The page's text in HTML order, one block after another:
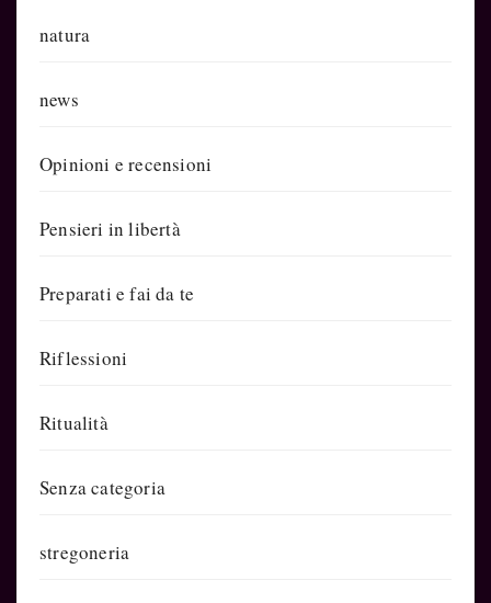
natura
news
Opinioni e recensioni
Pensieri in libertà
Preparati e fai da te
Riflessioni
Ritualità
Senza categoria
stregoneria